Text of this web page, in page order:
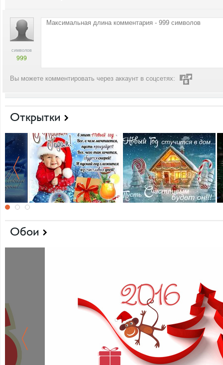
символов
999
Вы можете комментировать через аккаунт в соцсетях:
Открытки
Обои